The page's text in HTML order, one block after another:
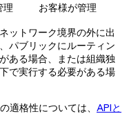
理
お客様が管理
ットワーク境界の外に出
パブリックにルーティン
ある場合、または組織独
で実行する必要がある場
格性については、 APIと